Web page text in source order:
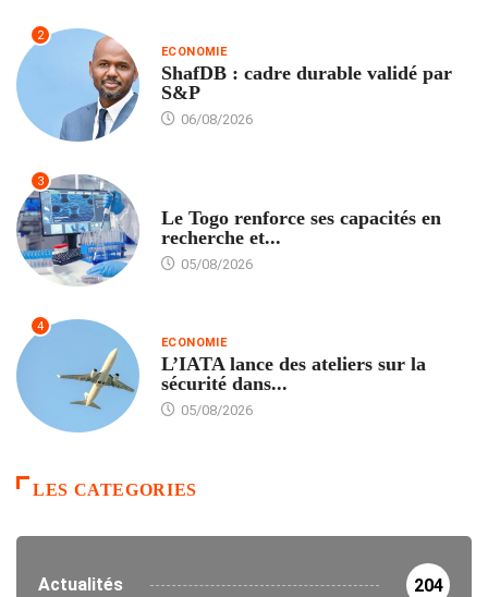
2
ECONOMIE
ShafDB : cadre durable validé par
S&P
06/08/2026
3
Le Togo renforce ses capacités en
recherche et...
05/08/2026
4
ECONOMIE
L’IATA lance des ateliers sur la
sécurité dans...
05/08/2026
LES CATEGORIES
Actualités 204